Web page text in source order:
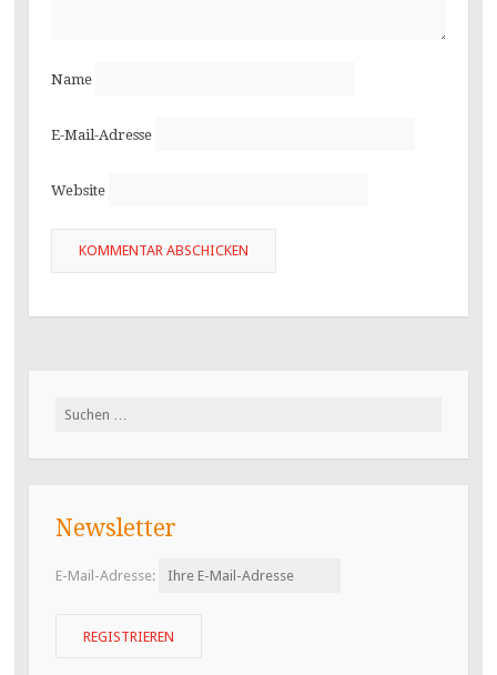
Name
E-Mail-Adresse
Website
Suchen
Newsletter
E-Mail-Adresse: